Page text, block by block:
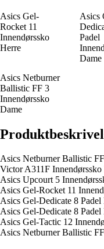
Asics Gel-
Rocket 11
Innendørssko
Herre
Asics
Padel
Dame
Asics Netburner
Ballistic FF 3
Innendørssko
Dame
Asics Netburner Ballistic
Victor A311F Innendørssko
Asics Upcourt 5
Asics Gel-Rocket 11
Asics Gel-Dedicate 8
Asics Gel-Dedicate 8
Asics Gel-Tactic 12
Asics Netburner Ballistic